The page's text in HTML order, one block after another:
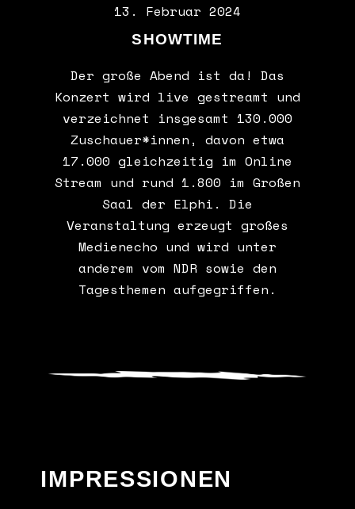
13. Februar 2024
SHOWTIME
Der große Abend ist da! Das
Konzert wird live gestreamt und
verzeichnet insgesamt 130.000
Zuschauer*innen, davon etwa
17.000 gleichzeitig im Online
Stream und rund 1.800 im Großen
Saal der Elphi. Die
Veranstaltung erzeugt großes
Medienecho und wird unter
anderem vom NDR sowie den
Tagesthemen aufgegriffen.
IMPRESSIONEN